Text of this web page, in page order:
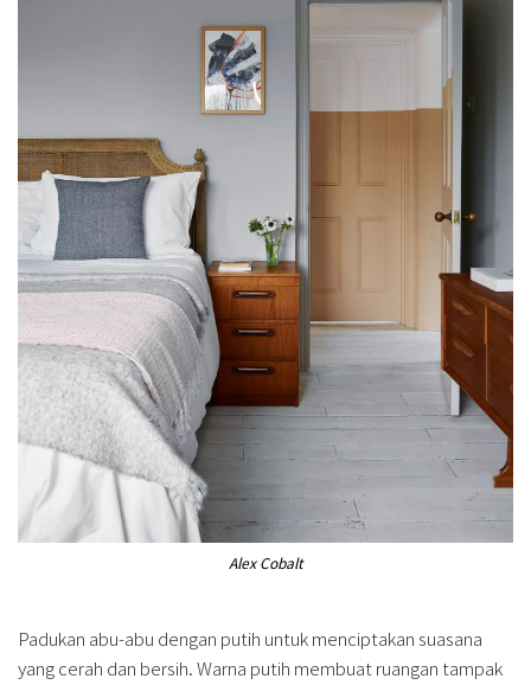
Alex Cobalt
Padukan abu-abu dengan putih untuk menciptakan suasana
yang cerah dan bersih. Warna putih membuat ruangan tampak